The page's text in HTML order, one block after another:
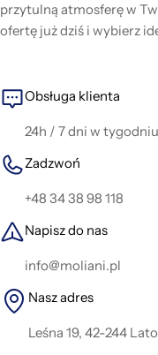
przytulną atmosferę w
ofertę już dziś i wybierz
Obsługa klienta
24h / 7 dni w tygodniu
Zadzwoń
+48 34 38 98 118
Napisz do nas
info@moliani.pl
Nasz adres
Leśna 19, 42-244